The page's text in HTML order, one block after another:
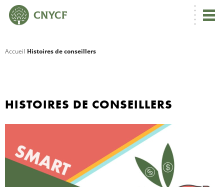
Accueil Histoires de conseillers
HISTOIRES DE CONSEILLERS